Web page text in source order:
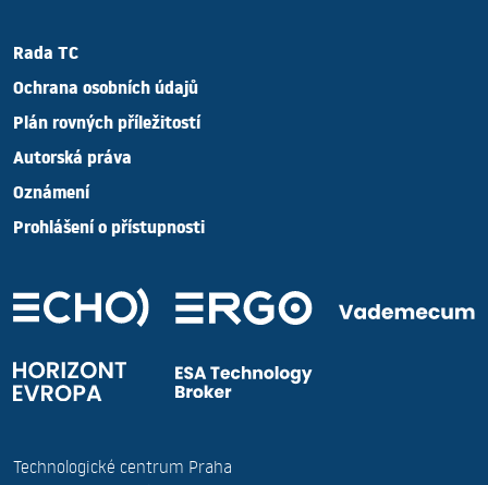
Rada TC
Ochrana osobních údajů
Plán rovných příležitostí
Autorská práva
Oznámení
Prohlášení o přístupnosti
Technologické centrum Praha